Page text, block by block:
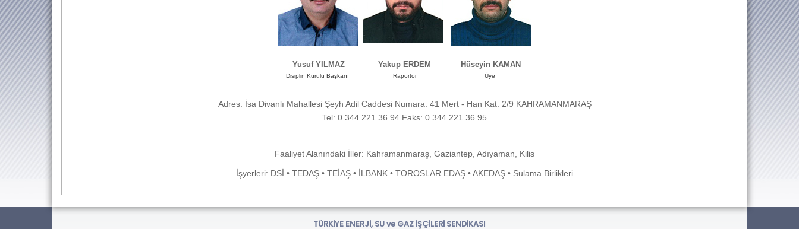
Yusuf YILMAZ
Disiplin Kurulu Başkanı
Yakup ERDEM
Rapörtör
Hüseyin KAMAN
Üye
Adres: İsa Divanlı Mahallesi Şeyh Adil Caddesi Numara: 41 Mert - Han Kat: 2/9 KAHRAMANMARAŞ
Tel: 0.344.221 36 94 Faks: 0.344.221 36 95
Faaliyet Alanındaki İller: Kahramanmaraş, Gaziantep, Adıyaman, Kilis
İşyerleri: DSİ • TEDAŞ • TEİAŞ • İLBANK • TOROSLAR EDAŞ • AKEDAŞ • Sulama Birlikleri
TÜRKİYE ENERJİ, SU ve GAZ İŞÇİLERİ SENDİKASI